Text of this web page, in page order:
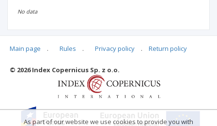
No data
Articles quoting
Main page . Rules . Privacy policy . Return policy
© 2026 Index Copernicus Sp. z o.o.
As part of our website we use cookies to provide you with